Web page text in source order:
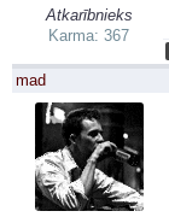
Atkarībnieks
Karma: 367
mad